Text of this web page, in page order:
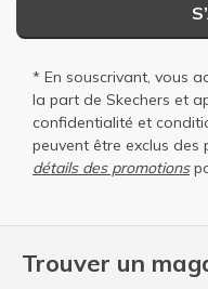
Trouver un
* En souscrivant, vous
la part de Skechers et
confidentialité et
peuvent être exclus des
détails des promotions